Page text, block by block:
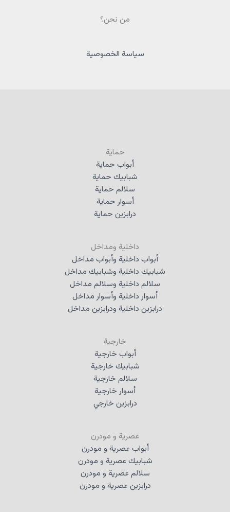
من نحن؟
سياسة الخصوصية
حماية
أبواب حماية
شبابيك حماية
سلالم حماية
أسوار حماية
درابزين حماية
داخلية ومداخل
أبواب داخلية وأبواب مداخل
شبابيك داخلية وشبابيك مداخل
سلالم داخلية وسلالم مداخل
أسوار داخلية وأسوار مداخل
درابزين داخلية ودرابزين مداخل
خارجية
أبواب خارجية
شبابيك خارجية
سلالم خارجية
أسوار خارجية
درابزين خارجي
عصرية و مودرن
أبواب عصرية و مودرن
شبابيك عصرية و مودرن
سلالم عصرية و مودرن
درابزين عصرية و مودرن